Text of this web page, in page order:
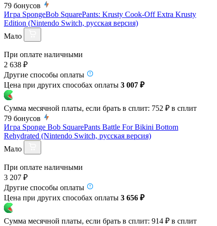
79 бонусов
Игра SpongeBob SquarePants: Krusty Cook-Off Extra Krusty
Edition (Nintendo Switch, русская версия)
Мало
При оплате наличными
2 638 ₽
Другие способы оплаты
Цена при других способах оплаты 3 007 ₽
Сумма месячной платы, если брать в сплит: 752 ₽ в сплит
79 бонусов
Игра Sponge Bob SquarePants Battle For Bikini Bottom
Rehydrated (Nintendo Switch, русская версия)
Мало
При оплате наличными
3 207 ₽
Другие способы оплаты
Цена при других способах оплаты 3 656 ₽
Сумма месячной платы, если брать в сплит: 914 ₽ в сплит